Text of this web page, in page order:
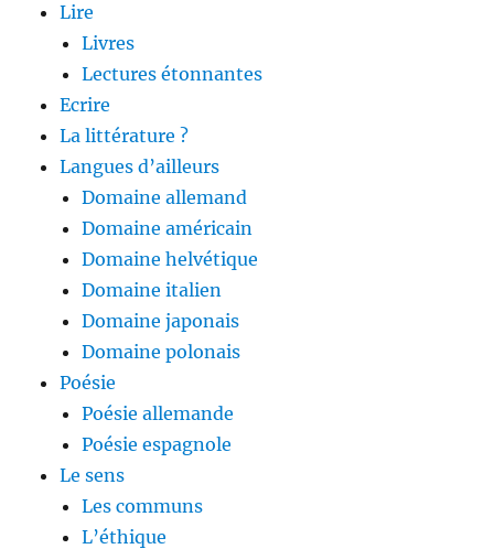
Lire
Livres
Lectures étonnantes
Ecrire
La littérature ?
Langues d’ailleurs
Domaine allemand
Domaine américain
Domaine helvétique
Domaine italien
Domaine japonais
Domaine polonais
Poésie
Poésie allemande
Poésie espagnole
Le sens
Les communs
L’éthique